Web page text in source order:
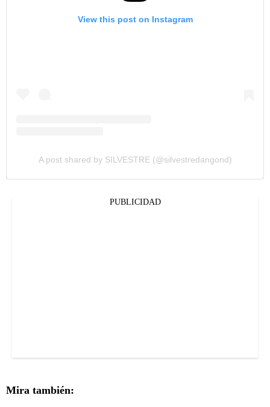
View this post on Instagram
A post shared by SILVESTRE (@silvestredangond)
PUBLICIDAD
Mira también: